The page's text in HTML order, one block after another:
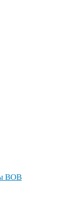
ВОВ